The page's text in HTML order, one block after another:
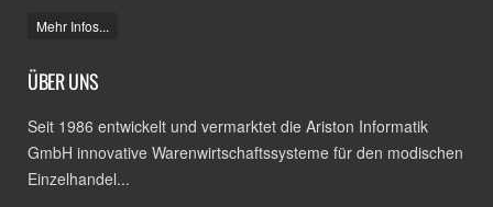
Mehr Infos...
ÜBER UNS
Seit 1986 entwickelt und vermarktet die Ariston Informatik
GmbH innovative Warenwirtschaftssysteme für den modischen
Einzelhandel...